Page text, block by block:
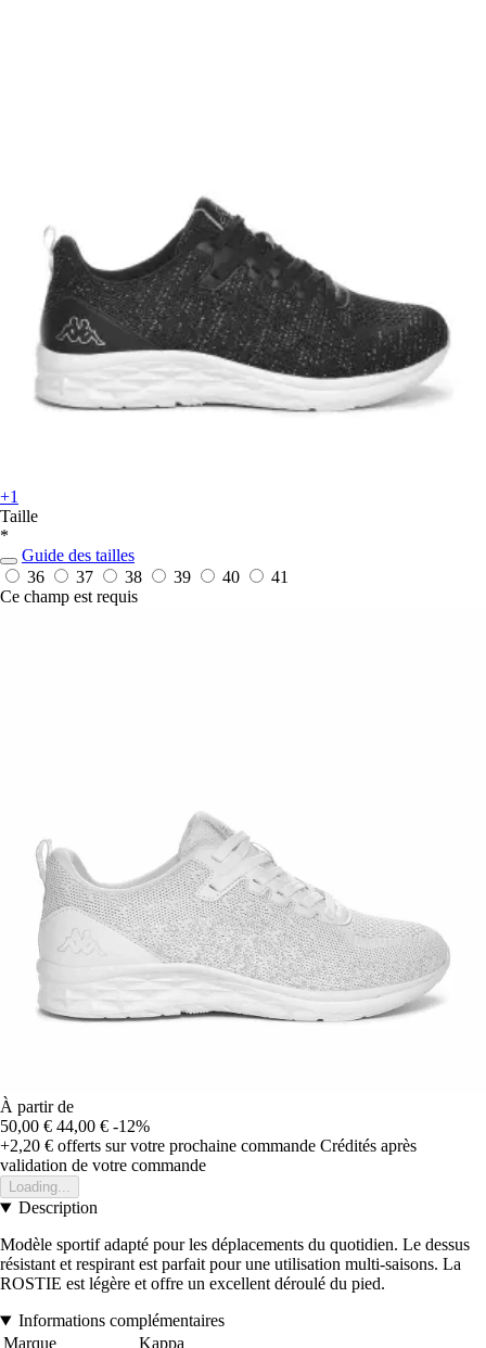
+1
Taille
*
Guide des tailles
36
37 38 39 40
41
Ce champ est requis
À partir de
50,00 € 44,00 € -12%
+2,20 € offerts sur votre prochaine commande Crédités après
validation de votre commande
Loading...
Description
Modèle sportif adapté pour les déplacements du quotidien. Le dessus
résistant et respirant est parfait pour une utilisation multi-saisons. La
ROSTIE est légère et offre un excellent déroulé du pied.
Informations complémentaires
Marque
Kappa